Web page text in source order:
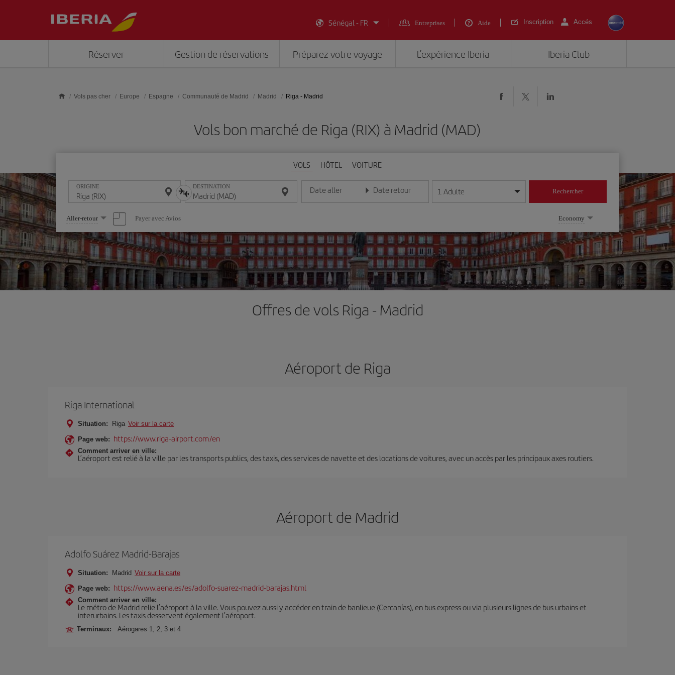
Sénégal - FR
Entreprises Aide Inscription Accés
Réserver Gestion de réservations Préparez votre voyage L’expérience Iberia Iberia Club
Vols pas cher Europe Espagne Communauté de Madrid Madrid Riga - Madrid
Vols bon marché de Riga (RIX) à Madrid (MAD)
VOLS HÔTEL VOITURE
ORIGINE DESTINATION Date aller
Entrez la date au format jour/mois/année
Date retour
Entrez la date au format jour/mois/année
1 Adulte Rechercher
Sélectionnez
une
option
Aller-retour Payer avec Avios Economy
Offres de vols Riga - Madrid
Aéroport de Riga
Riga International
Situation: Riga Voir sur la carte
Page web: https://www.riga-airport.com/en
Comment arriver en ville:
L’aéroport est relié à la ville par les transports publics, des taxis, des services de navette et des locations de voitures, avec un accès par les principaux axes routiers.
Aéroport de Madrid
Adolfo Suárez Madrid-Barajas
Situation: Madrid Voir sur la carte
Page web: https://www.aena.es/es/adolfo-suarez-madrid-barajas.html
Comment arriver en ville:
Le métro de Madrid relie l’aéroport à la ville. Vous pouvez aussi y accéder en train de banlieue (Cercanías), en bus express ou via plusieurs lignes de bus urbains et
interurbains. Les taxis desservent également l’aéroport.
Terminaux: Aérogares 1, 2, 3 et 4